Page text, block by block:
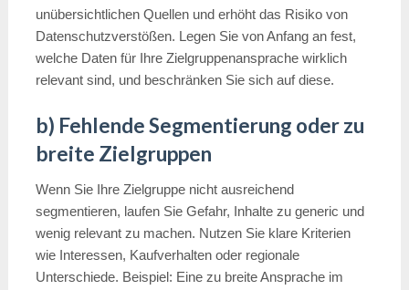
unübersichtlichen Quellen und erhöht das Risiko von
Datenschutzverstößen. Legen Sie von Anfang an fest,
welche Daten für Ihre Zielgruppenansprache wirklich
relevant sind, und beschränken Sie sich auf diese.
b) Fehlende Segmentierung oder zu
breite Zielgruppen
Wenn Sie Ihre Zielgruppe nicht ausreichend
segmentieren, laufen Sie Gefahr, Inhalte zu generic und
wenig relevant zu machen. Nutzen Sie klare Kriterien
wie Interessen, Kaufverhalten oder regionale
Unterschiede. Beispiel: Eine zu breite Ansprache im